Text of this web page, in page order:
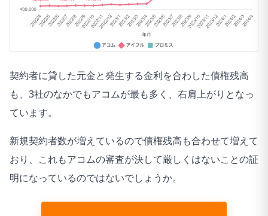
契約者に貸した元金と発生する金利を合わした債権残高
も、3社のなかでもアコムが最も多く、右肩上がりとなっ
ています。
新規契約者数が増えているので債権残高も合わせて増えて
おり、これもアコムの審査が決して厳しくはないことの証
明になっているのではないでしょうか。